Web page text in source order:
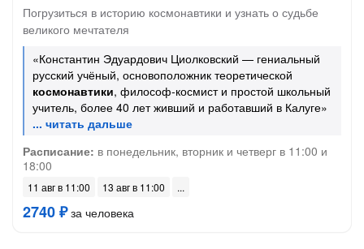
Погрузиться в историю космонавтики и узнать о судьбе
великого мечтателя
«Константин Эдуардович Циолковский — гениальный
русский учёный, основоположник теоретической
космонавтики, философ-космист и простой школьный
учитель, более 40 лет живший и работавший в Калуге»
Расписание: в понедельник, вторник и четверг в 11:00 и
18:00
11 авг в 11:00 13 авг в 11:00
2740 ₽за человека